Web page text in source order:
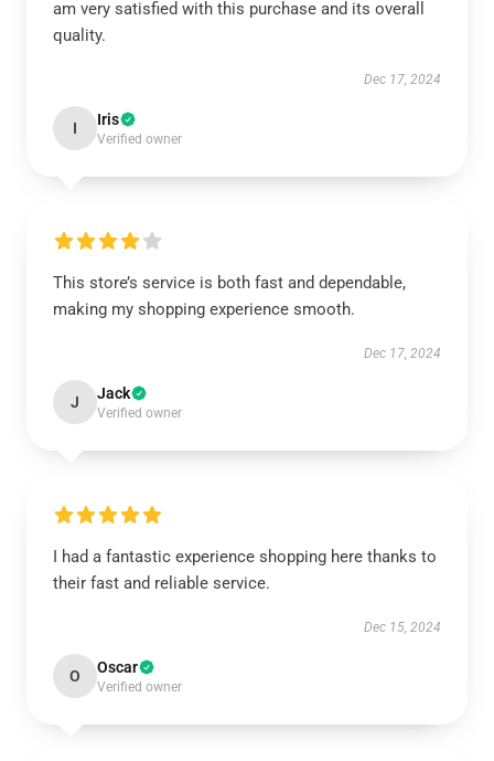
am very satisfied with this purchase and its overall
quality.
Dec 17, 2024
I Iris
Verified owner
This store’s service is both fast and dependable,
making my shopping experience smooth.
Dec 17, 2024
J Jack
Verified owner
I had a fantastic experience shopping here thanks to
their fast and reliable service.
Dec 15, 2024
O Oscar
Verified owner